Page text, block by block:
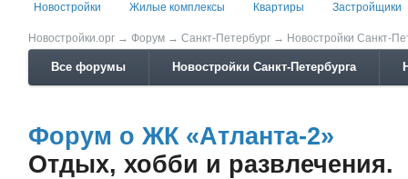
Новостройки Жилые комплексы Квартиры Застройщики
Новостройки.орг → Форум → Санкт-Петербург → Новостройки Санкт-
Все форумы Новостройки Санкт-Петербурга
Форум о ЖК «Атланта-2»
Отдых, хобби и развлечения.